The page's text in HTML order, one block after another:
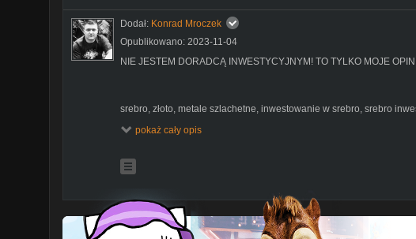
Dodał: Konrad Mroczek
Opublikowano: 2023-11-04
NIE JESTEM DORADCĄ INWESTYCYJNYM! TO TYLKO MOJE
srebro, złoto, metale szlachetne, inwestowanie w srebro, srebro
monety bulionowe,złote monety inwestycyjne, jak inwestować w
złoto
pokaż cały opis